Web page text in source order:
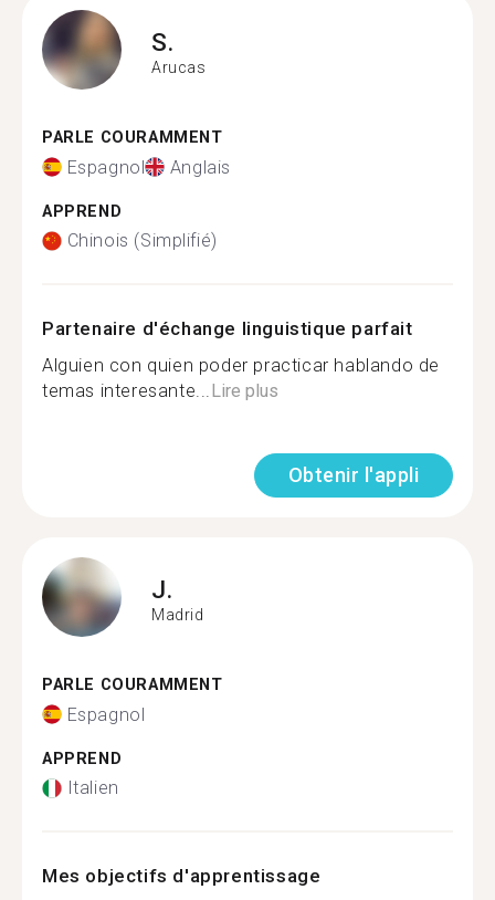
S.
Arucas
PARLE COURAMMENT
Espagnol Anglais
APPREND
Chinois (Simplifié)
Partenaire d'échange linguistique parfait
Alguien con quien poder practicar hablando de
temas interesante...Lire plus
Obtenir l'appli
J.
Madrid
PARLE COURAMMENT
Espagnol
APPREND
Italien
Mes objectifs d'apprentissage